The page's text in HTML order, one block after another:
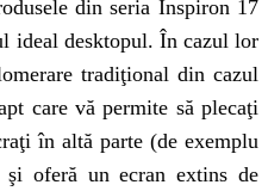
din seria Inspiron 17
ideal desktopul. În cazul lor
tradiţional din cazul
care vă permite să plecaţi
în altă parte (de exemplu
oferă un ecran extins de